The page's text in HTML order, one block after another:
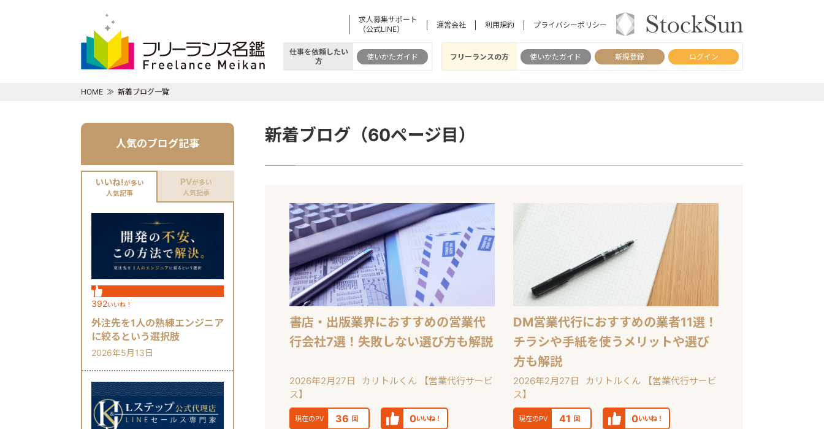
求人募集サポート
（公式LINE）
運営会社 利用規約 プライバシーポリシー
仕事を依頼したい
方
使いかたガイド フリーランスの方 使いかたガイド 新規登録 ログイン
HOME 新着ブログ一覧
人気のブログ記事
いいね!が多い
人気記事
PVが多い
人気記事
392いいね！
外注先を1人の熟練エンジニア
に絞るという選択肢
2026年5月13日
新着ブログ（60ページ目）
書店・出版業界におすすめの営業代
行会社7選！失敗しない選び方も解説
2026年2月27日
カリトルくん 【営業代行サービ
ス】
現在のPV 36 回 0いいね！
DM営業代行におすすめの業者11選！
チラシや手紙を使うメリットや選び
方も解説
2026年2月27日
カリトルくん 【営業代行サービ
ス】
現在のPV 41 回 0いいね！